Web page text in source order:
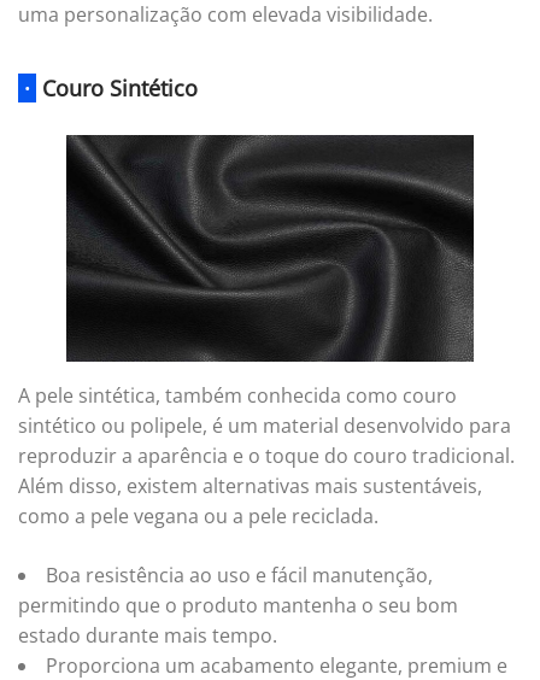
uma personalização com elevada visibilidade.
· Couro Sintético
A pele sintética, também conhecida como couro
sintético ou polipele, é um material desenvolvido para
reproduzir a aparência e o toque do couro tradicional.
Além disso, existem alternativas mais sustentáveis,
como a pele vegana ou a pele reciclada.
Boa resistência ao uso e fácil manutenção,
permitindo que o produto mantenha o seu bom
estado durante mais tempo.
Proporciona um acabamento elegante, premium e